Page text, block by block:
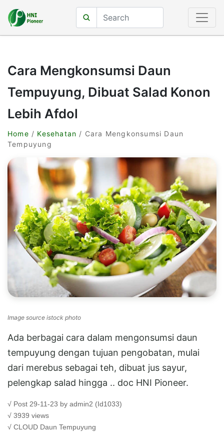
Cara Mengkonsumsi Daun
Tempuyung, Dibuat Salad Konon
Lebih Afdol
Home / Kesehatan / Cara Mengkonsumsi Daun
Tempuyung
Image source istock photo
Ada berbagai cara dalam mengonsumsi daun
tempuyung dengan tujuan pengobatan, mulai
dari merebus sebagai teh, dibuat jus sayur,
pelengkap salad hingga .. doc HNI Pioneer.
√ Post 29-11-23 by admin2 (Id1033)
√ 3939 views
√ CLOUD Daun Tempuyung